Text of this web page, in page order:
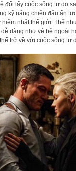
đổi lấy cuộc sống tự do
kỹ năng chiến đấu ấn
hiểm nhất thế giới. Thế
dễ dàng như vẻ bề ngoài
trở về với cuộc sống tự